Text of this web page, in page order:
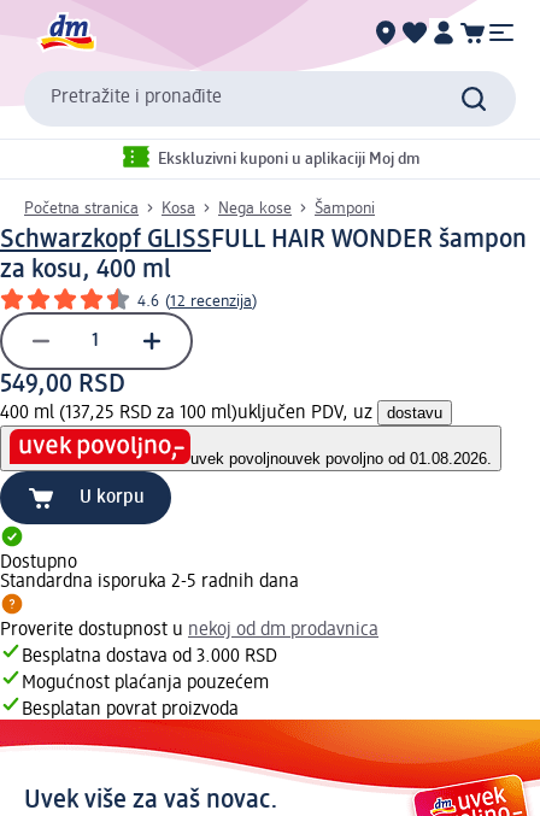
Pretražite i pronađite
Ekskluzivni kuponi u aplikaciji Moj dm
Početna stranica Kosa Nega kose Šamponi
Schwarzkopf GLISSFULL HAIR WONDER šampon
za kosu, 400 ml
4.6 (12 recenzija)
549,00 RSD
400 ml (137,25 RSD za 100 ml)uključen PDV, uz dostavu
uvek povoljnouvek povoljno od 01.08.2026.
U korpu
Dostupno
Standardna isporuka 2-5 radnih dana
Proverite dostupnost u nekoj od dm prodavnica
Besplatna dostava od 3.000 RSD
Mogućnost plaćanja pouzećem
Besplatan povrat proizvoda
Uvek više za vaš novac.